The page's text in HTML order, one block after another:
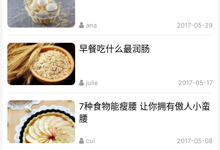
ana 2017-05-29
早餐吃什么最润肠
julie 2017-05-17
7种食物能瘦腰 让你拥有傲人小蛮
腰
cui 2017-05-08